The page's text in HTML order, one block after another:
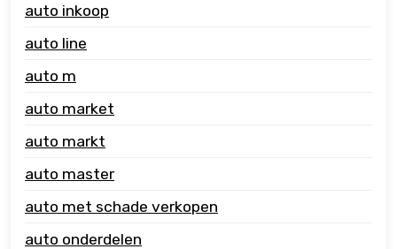
auto inkoop
auto line
auto m
auto market
auto markt
auto master
auto met schade verkopen
auto onderdelen